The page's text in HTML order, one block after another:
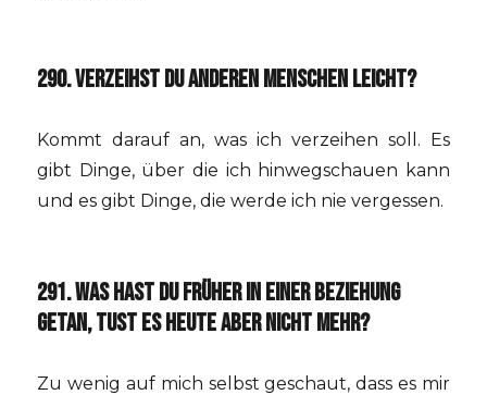
290. VERZEIHST DU ANDEREN MENSCHEN LEICHT?
Kommt darauf an, was ich verzeihen soll. Es
gibt Dinge, über die ich hinwegschauen kann
und es gibt Dinge, die werde ich nie vergessen.
291. WAS HAST DU FRÜHER IN EINER BEZIEHUNG
GETAN, TUST ES HEUTE ABER NICHT MEHR?
Zu wenig auf mich selbst geschaut, dass es mir